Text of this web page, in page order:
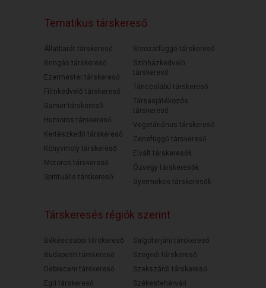
Tematikus társkereső
Állatbarát társkereső
Bringás társkereső
Ezermester társkereső
Filmkedvelő társkereső
Gamer társkereső
Humoros társkereső
Kertészkedő társkereső
Könyvmoly társkereső
Motoros társkereső
Spirituális társkereső
Sorozatfüggő társkereső
Színházkedvelő
társkereső
Táncoslábú társkereső
Társasjátékozós
társkereső
Vegetáriánus társkereső
Zenefüggő társkereső
Elvált társkeresők
Özvegy társkeresők
Gyermekes társkeresők
Társkeresés régiók szerint
Békéscsabai társkereső
Budapesti társkereső
Debreceni társkereső
Egri társkereső
Salgótarjáni társkereső
Szegedi társkereső
Szekszárdi társkereső
Székesfehérvári